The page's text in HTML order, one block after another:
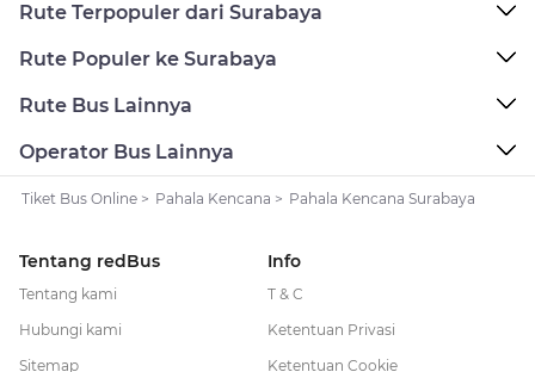
Rute Terpopuler dari Surabaya
Rute Populer ke Surabaya
Rute Bus Lainnya
Operator Bus Lainnya
Tiket Bus Online > Pahala Kencana > Pahala Kencana Surabaya
Tentang redBus
Tentang kami
Hubungi kami
Sitemap
Info
T & C
Ketentuan Privasi
Ketentuan Cookie